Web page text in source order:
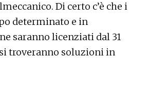
Di certo c’è che i
determinato e in
saranno licenziati dal 31
troveranno soluzioni in